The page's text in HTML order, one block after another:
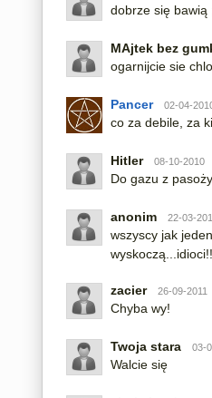
dobrze się bawią
MAjtek bez
ogarnijcie sie
Pancer 02-04-
co za debile, za
Hitler 08-10-2010
Do gazu z
anonim 22-03-
wszyscy jak
zacier 26-09-2011
Chyba wy!
Twoja stara 03-
Walcie się